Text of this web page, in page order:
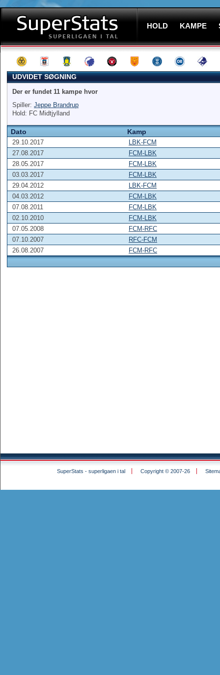
HOLD KAMPE
UDVIDET SØGNING
Der er fundet 11 kampe hvor
Spiller: Jeppe Brandrup
Hold: FC Midtjylland
Dato Kamp
29.10.2017
LBK-FCM
27.08.2017
FCM-LBK
28.05.2017
FCM-LBK
03.03.2017
FCM-LBK
29.04.2012
LBK-FCM
04.03.2012
FCM-LBK
07.08.2011
FCM-LBK
02.10.2010
FCM-LBK
07.05.2008
FCM-RFC
07.10.2007
RFC-FCM
26.08.2007
FCM-RFC
SuperStats - superligaen i tal Copyright © 2007-26